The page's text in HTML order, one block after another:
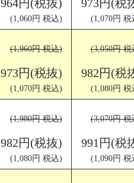
964円(税抜)
(1,060円 税込)
973円(税
(1,070円 税
(1,960円 税込)
973円(税抜)
(1,070円 税込)
(3,050円 税
982円(税
(1,080円 税
(1,980円 税込)
982円(税抜)
(1,080円 税込)
(3,070円 税
991円(税
(1,090円 税